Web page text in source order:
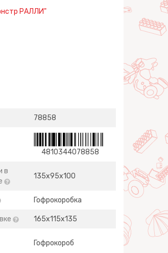
РАЛЛИ"
78858
4810344078858
в
135х95х100
Гофрокоробка
165х115х135
Гофрокороб